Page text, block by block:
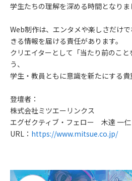
学生たちの理解を深める時間となりま
Web制作は、エンタメや楽しさだけ
きる情報を届ける責任があります。
クリエイターとして「当たり前のこ
う、
学生・教員ともに意識を新たにする貴
登壇者：
株式会社ミツエーリンクス
エグゼクティブ・フェロー 木達 一
URL： https://www.mitsue.co.jp/